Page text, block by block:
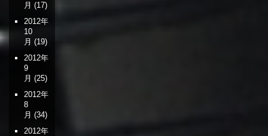
月 (17)
2012年
10
月 (19)
2012年
9
月 (25)
2012年
8
月 (34)
2012年